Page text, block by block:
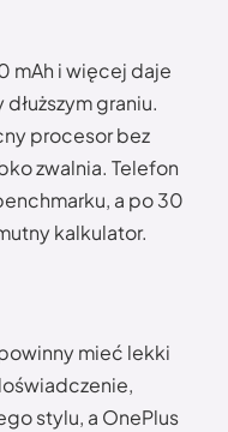
mAh i więcej daje
graniu.
procesor bez
zwalnia. Telefon
a po 30
kalkulator.
mieć lekki
stylu, a OnePlus